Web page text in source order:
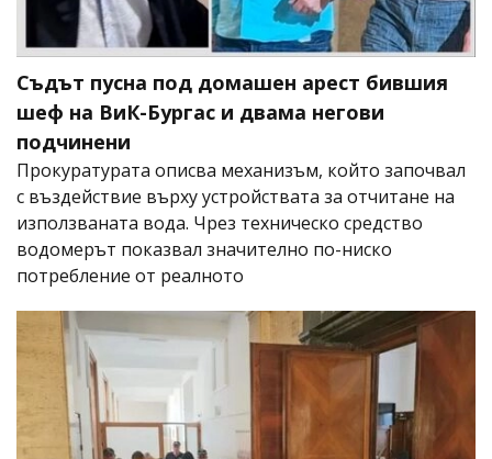
Съдът пусна под домашен арест бившия
шеф на ВиК-Бургас и двама негови
подчинени
Прокуратурата описва механизъм, който започвал
с въздействие върху устройствата за отчитане на
използваната вода. Чрез техническо средство
водомерът показвал значително по-ниско
потребление от реалното